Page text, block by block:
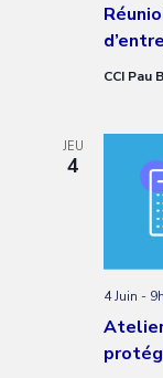
CCI Pau
JEU
4
Atelier
4 Juin -